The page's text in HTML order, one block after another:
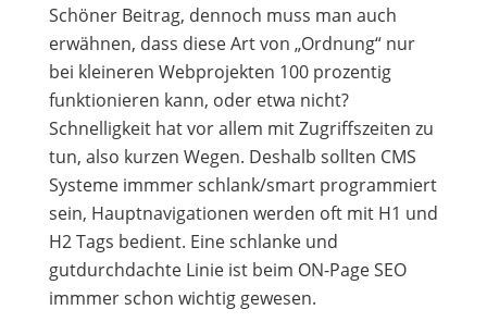
Schöner Beitrag, dennoch muss man auch
erwähnen, dass diese Art von „Ordnung“ nur
bei kleineren Webprojekten 100 prozentig
funktionieren kann, oder etwa nicht?
Schnelligkeit hat vor allem mit Zugriffszeiten zu
tun, also kurzen Wegen. Deshalb sollten CMS
Systeme immmer schlank/smart programmiert
sein, Hauptnavigationen werden oft mit H1 und
H2 Tags bedient. Eine schlanke und
gutdurchdachte Linie ist beim ON-Page SEO
immmer schon wichtig gewesen.